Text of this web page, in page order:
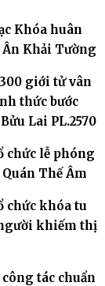
Khóa huân
Khải Tường
giới tử vân
thức bước
Lai PL.2570
chức lễ phóng
Thế Âm
chức khóa tu
khiếm thị
tác chuẩn